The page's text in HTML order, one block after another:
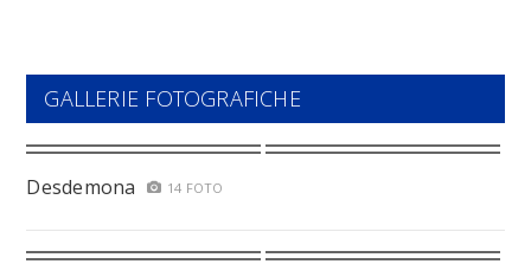
GALLERIE FOTOGRAFICHE
Desdemona 14 FOTO